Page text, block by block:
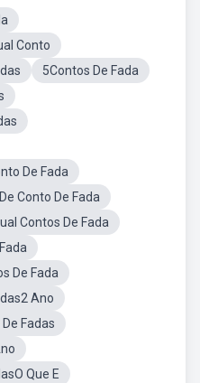
Conto
5Contos De Fada
De Fada
Conto De Fada
Contos De Fada
De Fada
Ano
Fadas
Que E